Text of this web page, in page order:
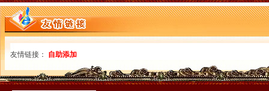
进出口货物收发货人报关注册登记须知-经验分享-中国物流人论坛锦
进出口货物收发货人注册登记的相关知识有哪些-律知识|华律网（
进出口货物收发货人报关注册登记须知|进口报关百科|诺金报关咨询热
进出口货物收发货人换证
进出口货物收发货人（一般进出口企业）注册登记泛珠三角合作信息网
友情链接： 自助添加